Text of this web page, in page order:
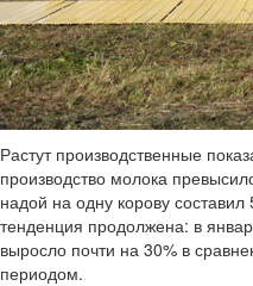
Растут производственные
производство молока
надой на одну корову
тенденция продолжена: в
выросло почти на 30% в
периодом.